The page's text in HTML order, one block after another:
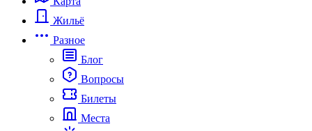
Жильё
Разное
Блог
Вопросы
Билеты
Места